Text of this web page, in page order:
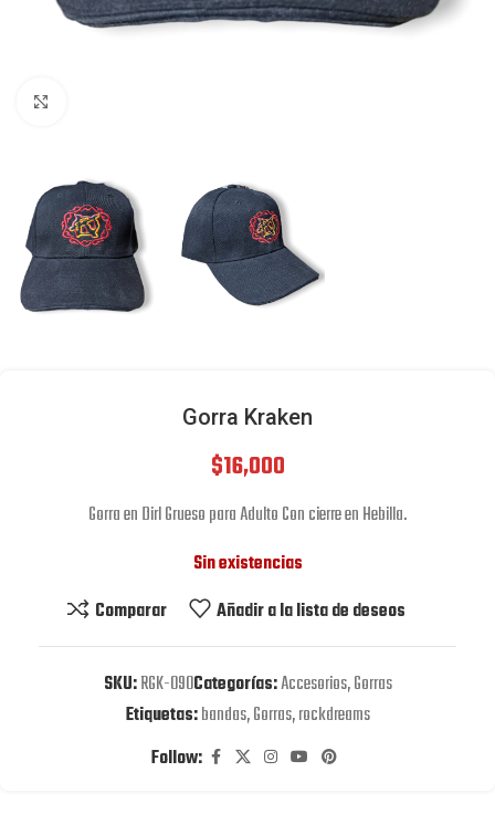
Gorra Kraken
$16,000
Gorra en Dirl Grueso para Adulto Con cierre en Hebilla.
Sin existencias
Comparar
Añadir a la lista de deseos
SKU:RGK-090Categorías:Accesorios,Gorras
Etiquetas:bandas,Gorras,rockdreams
Follow: